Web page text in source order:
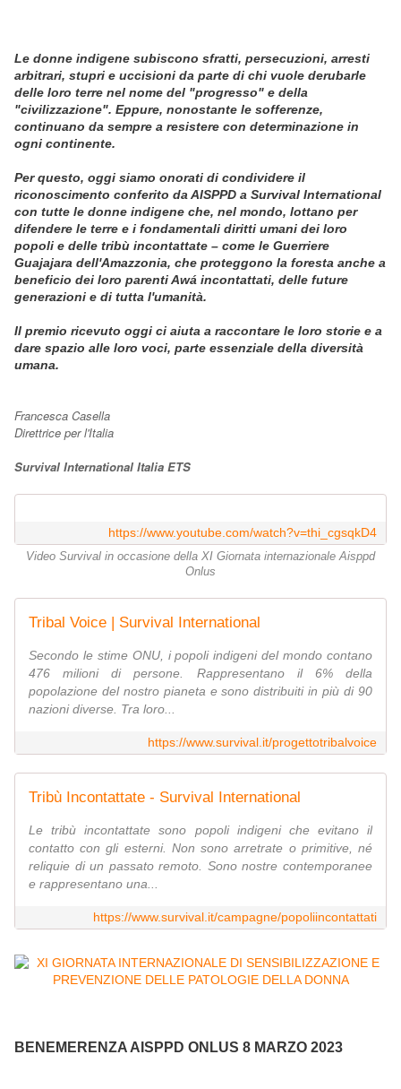
Le donne indigene subiscono sfratti, persecuzioni, arresti
arbitrari, stupri e uccisioni da parte di chi vuole derubarle
delle loro terre nel nome del "progresso" e della
"civilizzazione". Eppure, nonostante le sofferenze,
continuano da sempre a resistere con determinazione in
ogni continente.
Per questo, oggi siamo onorati di condividere il
riconoscimento conferito da AISPPD a Survival International
con tutte le donne indigene che, nel mondo, lottano per
difendere le terre e i fondamentali diritti umani dei loro
popoli e delle tribù incontattate – come le Guerriere
Guajajara dell'Amazzonia, che proteggono la foresta anche a
beneficio dei loro parenti Awá incontattati, delle future
generazioni e di tutta l'umanità.
Il premio ricevuto oggi ci aiuta a raccontare le loro storie e a
dare spazio alle loro voci, parte essenziale della diversità
umana.
Francesca Casella
Direttrice per l'Italia
Survival International Italia ETS
https://www.youtube.com/watch?v=thi_cgsqkD4
Video Survival in occasione della XI Giornata internazionale Aisppd
Onlus
Tribal Voice | Survival International
Secondo le stime ONU, i popoli indigeni del mondo contano
476 milioni di persone. Rappresentano il 6% della
popolazione del nostro pianeta e sono distribuiti in più di 90
nazioni diverse. Tra loro...
https://www.survival.it/progettotribalvoice
Tribù Incontattate - Survival International
Le tribù incontattate sono popoli indigeni che evitano il
contatto con gli esterni. Non sono arretrate o primitive, né
reliquie di un passato remoto. Sono nostre contemporanee
e rappresentano una...
https://www.survival.it/campagne/popoliincontattati
BENEMERENZA AISPPD ONLUS 8 MARZO 2023